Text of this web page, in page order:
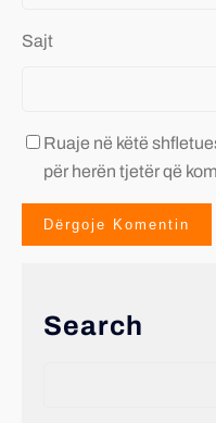
Sajt
Ruaje në këtë
për herën tjetër që
Search